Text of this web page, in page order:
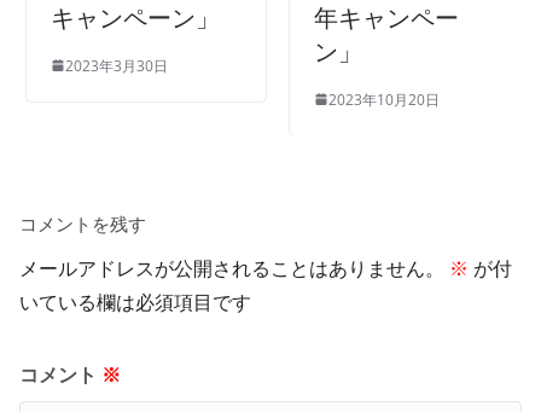
キャンペーン」
2023年3月30日
年キャンペー
ン」
2023年10月20日
コメントを残す
メールアドレスが公開されることはありません。 ※ が付
いている欄は必須項目です
コメント ※